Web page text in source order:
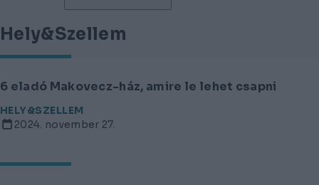
Hely&Szellem
6 eladó Makovecz-ház, amire le lehet csapni
HELY&SZELLEM
2024. november 27.